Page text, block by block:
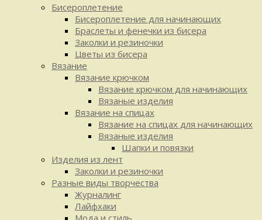
Бисероплетение
Бисероплетение для начинающих
Браслеты и фенечки из бисера
Заколки и резиночки
Цветы из бисера
Вязание
Вязание крючком
Вязание крючком для начинающих
Вязаные изделия
Вязание на спицах
Вязание на спицах для начинающих
Вязаные изделия
Шапки и повязки
Изделия из лент
Заколки и резиночки
Разные виды творчества
Журналинг
Лайфхаки
Мода и стиль